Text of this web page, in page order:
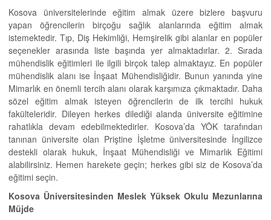
Kosova üniversitelerinde eğitim almak üzere bizlere başvuru
yapan öğrencilerin birçoğu sağlık alanlarında eğitim almak
istemektedir. Tıp, Diş Hekimliği, Hemşirelik gibi alanlar en popüler
seçenekler arasında liste başında yer almaktadırlar. 2. Sırada
mühendislik eğitimleri ile ilgili birçok talep almaktayız. En popüler
mühendislik alanı ise İnşaat Mühendisliğidir. Bunun yanında yine
Mimarlık en önemli tercih alanı olarak karşımıza çıkmaktadır. Daha
sözel eğitim almak isteyen öğrencilerin de ilk tercihi hukuk
fakülteleridir. Dileyen herkes dilediği alanda üniversite eğitimine
rahatlıkla devam edebilmektedirler. Kosova’da YÖK tarafından
tanınan üniversite olan Priştine İşletme üniversitesinde İngilizce
destekli olarak hukuk, İnşaat Mühendisliği ve Mimarlık Eğitimi
alabilirsiniz. Hemen harekete geçin; herkes gibi siz de Kosova’da
eğitimi seçin.
Kosova Üniversitesinden Meslek Yüksek Okulu Mezunlarına
Müjde